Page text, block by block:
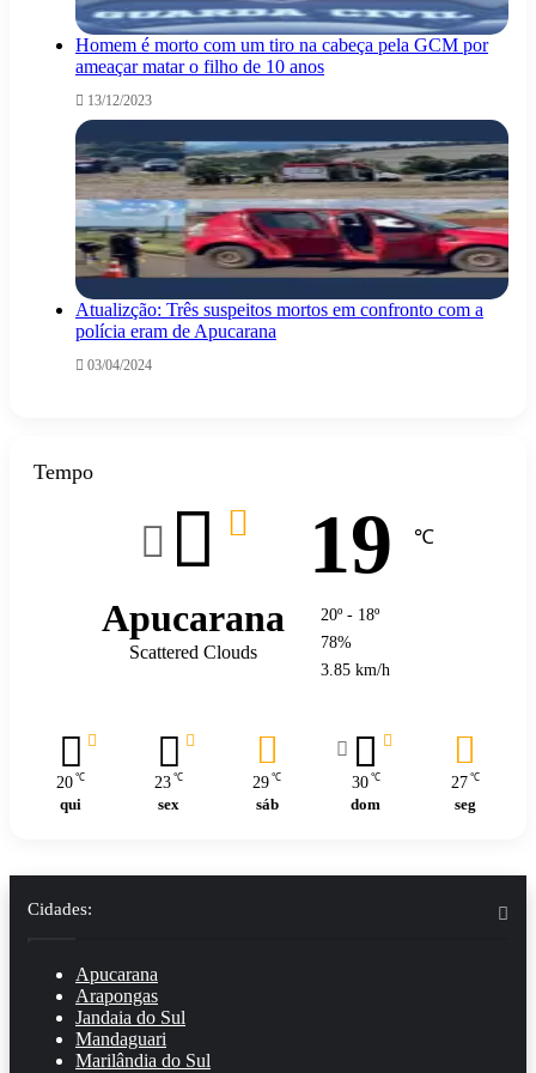
Homem é morto com um tiro na cabeça pela GCM por
ameaçar matar o filho de 10 anos
13/12/2023
Atualizção: Três suspeitos mortos em confronto com a
polícia eram de Apucarana
03/04/2024
Tempo
Apucarana
Scattered Clouds
19 ℃
20º - 18º
78%
3.85 km/h
20 ℃
qui
23 ℃
sex
29 ℃
sáb
30 ℃
dom
27 ℃
seg
Cidades:
Apucarana
Arapongas
Jandaia do Sul
Mandaguari
Marilândia do Sul